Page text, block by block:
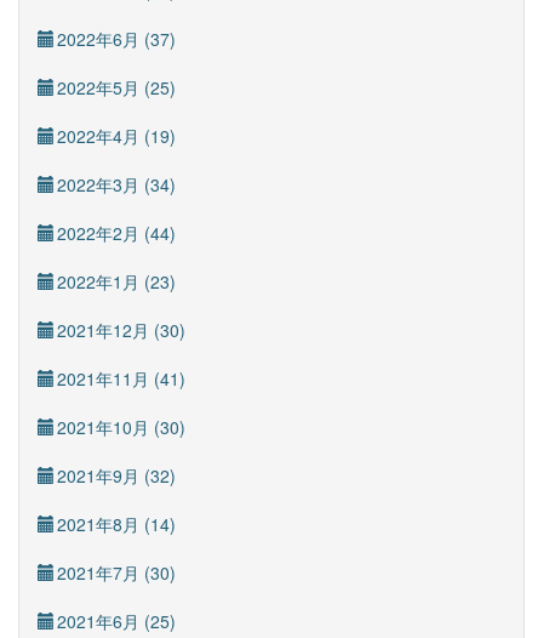
2022年6月 (37)
2022年5月 (25)
2022年4月 (19)
2022年3月 (34)
2022年2月 (44)
2022年1月 (23)
2021年12月 (30)
2021年11月 (41)
2021年10月 (30)
2021年9月 (32)
2021年8月 (14)
2021年7月 (30)
2021年6月 (25)